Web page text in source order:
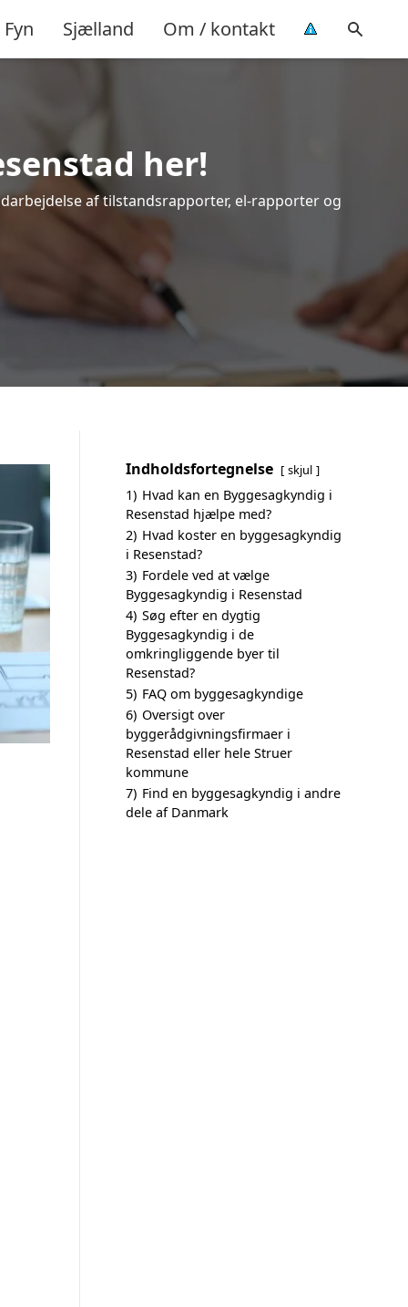
Fyn Sjælland Om / kontakt
her!
af tilstandsrapporter, el-rapporter og
Indholdsfortegnelse skjul
1) Hvad kan en Byggesagkyndig i
Resenstad hjælpe med?
2) Hvad koster en byggesagkyndig
i Resenstad?
3) Fordele ved at vælge
Byggesagkyndig i Resenstad
4) Søg efter en dygtig
Byggesagkyndig i de
omkringliggende byer til
Resenstad?
5) FAQ om byggesagkyndige
6) Oversigt over
byggerådgivningsfirmaer i
Resenstad eller hele Struer
kommune
7) Find en byggesagkyndig i andre
dele af Danmark